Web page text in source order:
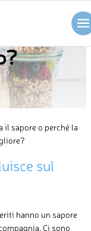
il sapore o perché la
sce sul
hanno un sapore
Ci sono